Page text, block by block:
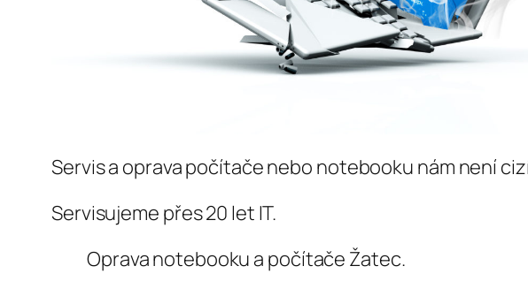
Servis a oprava počítače nebo notebooku nám není
Servisujeme přes 20 let IT.
Oprava notebooku a počítače Žatec.